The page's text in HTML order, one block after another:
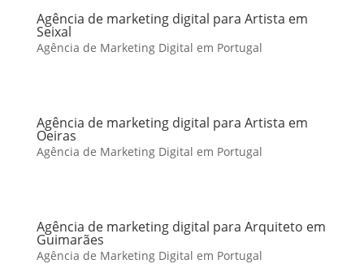
Agência de marketing digital para Artista em
Seixal
Agência de Marketing Digital em Portugal
Agência de marketing digital para Artista em
Oeiras
Agência de Marketing Digital em Portugal
Agência de marketing digital para Arquiteto em
Guimarães
Agência de Marketing Digital em Portugal